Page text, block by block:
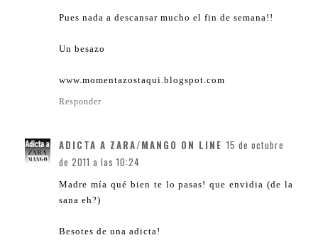
Pues nada a descansar mucho el fin de semana!!
Un besazo
www.momentazostaqui.blogspot.com
Responder
ADICTA A ZARA/MANGO ON LINE 15 de octubre
de 2011 a las 10:24
Madre mía qué bien te lo pasas! que envidia (de la
sana eh?)
Besotes de una adicta!